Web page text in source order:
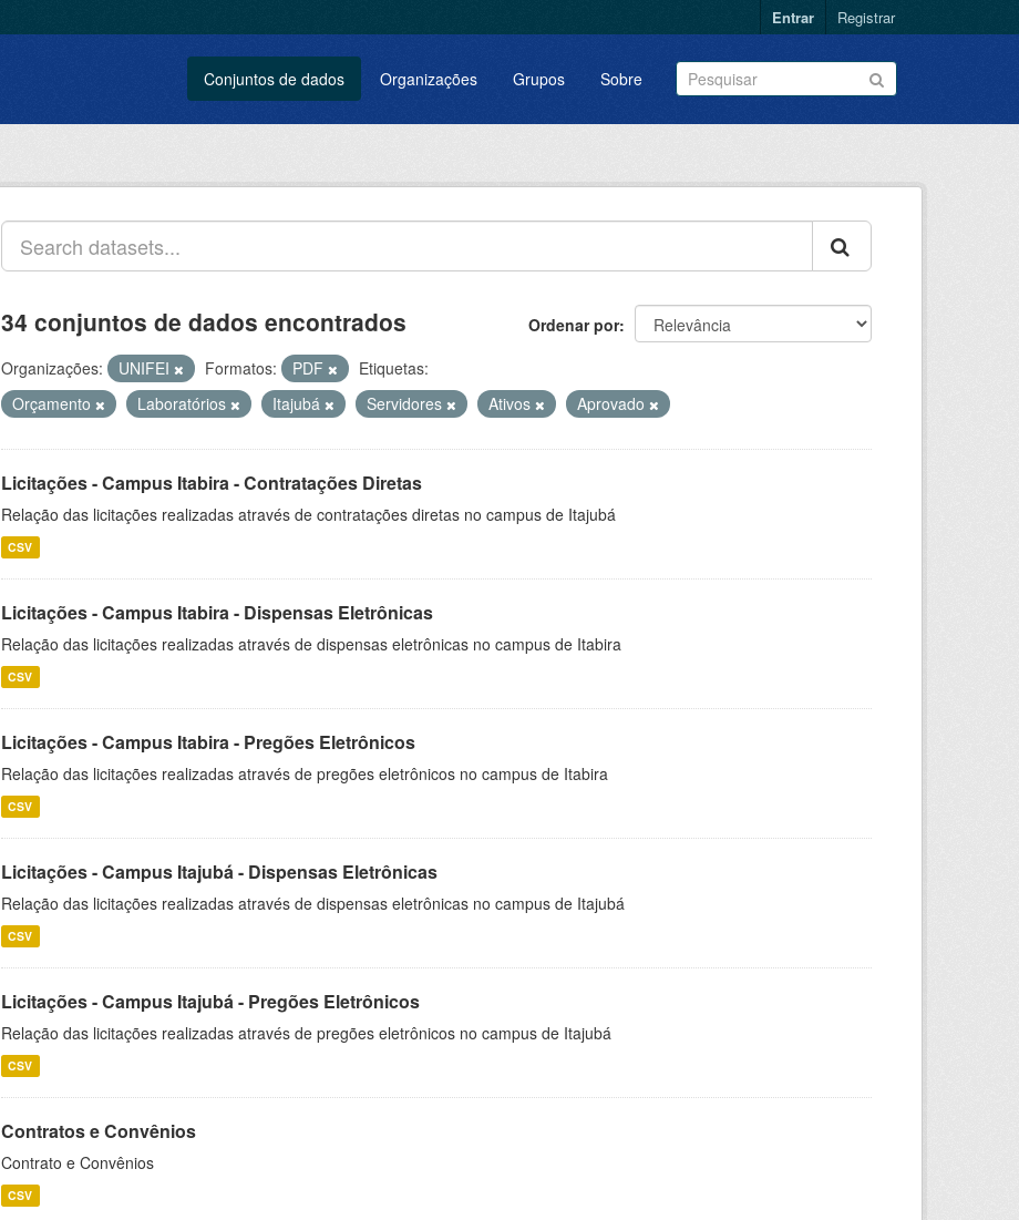
Entrar Registrar
Conjuntos de dados Organizações Grupos Sobre
Ordenar por
34 conjuntos de dados encontrados
Organizações: UNIFEI Formatos: PDF
Etiquetas:
Orçamento
Laboratórios Itajubá Servidores Ativos Aprovado
Licitações - Campus Itabira - Contratações Diretas
Relação das licitações realizadas através de contratações diretas no campus de Itajubá
CSV
Licitações - Campus Itabira - Dispensas Eletrônicas
Relação das licitações realizadas através de dispensas eletrônicas no campus de Itabira
CSV
Licitações - Campus Itabira - Pregões Eletrônicos
Relação das licitações realizadas através de pregões eletrônicos no campus de Itabira
CSV
Licitações - Campus Itajubá - Dispensas Eletrônicas
Relação das licitações realizadas através de dispensas eletrônicas no campus de Itajubá
CSV
Licitações - Campus Itajubá - Pregões Eletrônicos
Relação das licitações realizadas através de pregões eletrônicos no campus de Itajubá
CSV
Contratos e Convênios
Contrato e Convênios
CSV